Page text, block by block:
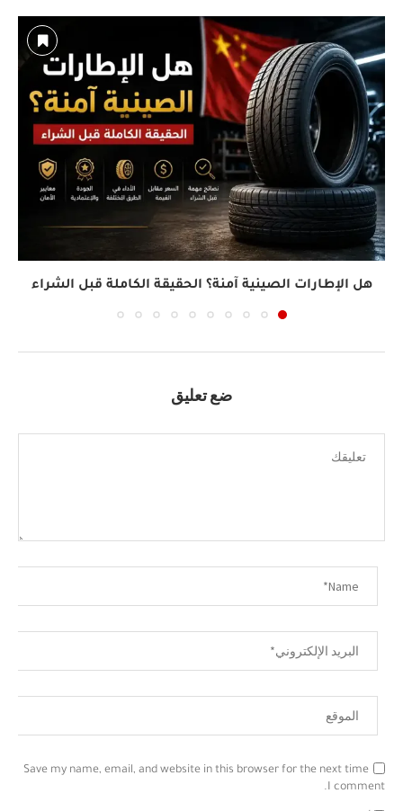
هل الإطارات الصينية آمنة؟ الحقيقة الكاملة قبل الشراء
ضع تعليق
Save my name, email, and website in this browser for the next time
I comment.